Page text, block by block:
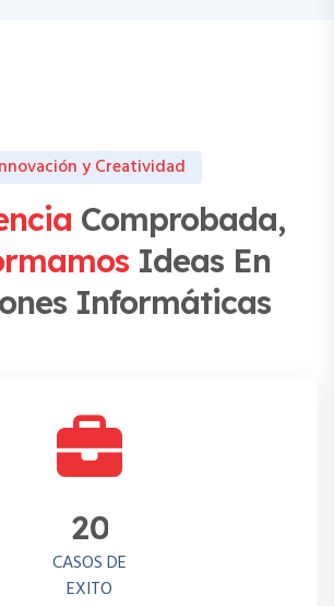
y Creatividad
Comprobada,
Ideas En
Informáticas
20
CASOS DE
EXITO